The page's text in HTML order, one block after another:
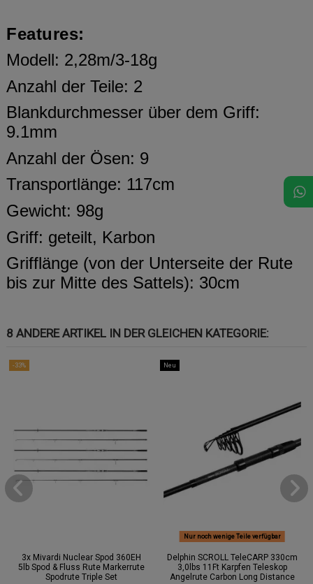
Features:
Modell: 2,28m/3-18g
Anzahl der Teile: 2
Blankdurchmesser über dem Griff:
9.1mm
Anzahl der Ösen: 9
Transportlänge: 117cm
Gewicht: 98g
Griff: geteilt, Karbon
Grifflänge (von der Unterseite der Rute
bis zur Mitte des Sattels): 30cm
8 ANDERE ARTIKEL IN DER GLEICHEN KATEGORIE:
-33%
3x Mivardi Nuclear Spod 360EH
5lb Spod & Fluss Rute Markerrute
Spodrute Triple Set
Neu
Nur noch wenige Teile verfügbar
Delphin SCROLL TeleCARP 330cm
3,0lbs 11Ft Karpfen Teleskop
Angelrute Carbon Long Distance